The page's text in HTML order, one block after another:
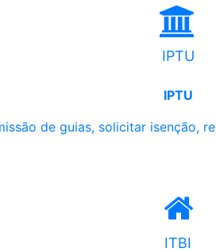
IPTU
IPTU
de guias, solicitar isenção,
ITBI